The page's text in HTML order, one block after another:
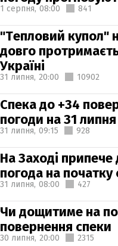
1 серпня, 08:00 841
"Тепловий купол"
довго
Україні
31 липня, 20:00 10902
Спека до +34
погоди на 31 липня
31 липня, 09:15 928
На Заході
погода на початку
31 липня, 08:00 427
Чи дощитиме на
повернення спеки
30 липня, 20:00 2315